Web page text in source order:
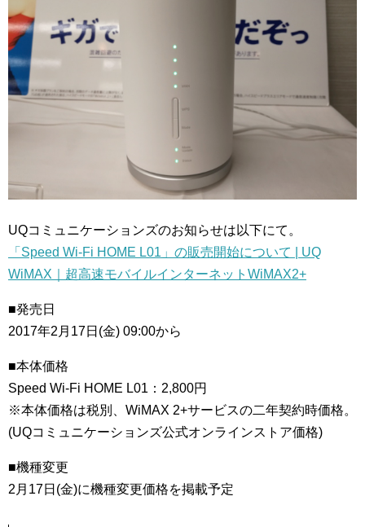
UQコミュニケーションズのお知らせは以下にて。
「Speed Wi-Fi HOME L01」の販売開始について | UQ
WiMAX｜超高速モバイルインターネットWiMAX2+
■発売日
2017年2月17日(金) 09:00から
■本体価格
Speed Wi-Fi HOME L01：2,800円
※本体価格は税別、WiMAX 2+サービスの二年契約時価格。
(UQコミュニケーションズ公式オンラインストア価格)
■機種変更
2月17日(金)に機種変更価格を掲載予定